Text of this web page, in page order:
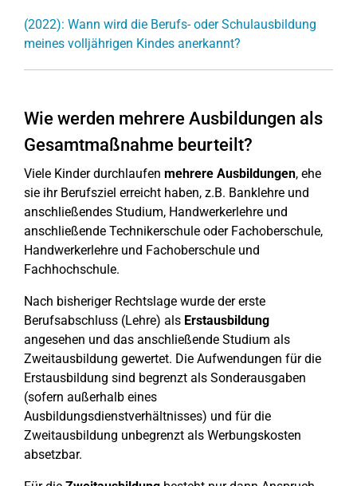
(2022): Wann wird die Berufs- oder Schulausbildung
meines volljährigen Kindes anerkannt?
Wie werden mehrere Ausbildungen als
Gesamtmaßnahme beurteilt?
Viele Kinder durchlaufen mehrere Ausbildungen, ehe
sie ihr Berufsziel erreicht haben, z.B. Banklehre und
anschließendes Studium, Handwerkerlehre und
anschließende Technikerschule oder Fachoberschule,
Handwerkerlehre und Fachoberschule und
Fachhochschule.
Nach bisheriger Rechtslage wurde der erste
Berufsabschluss (Lehre) als Erstausbildung
angesehen und das anschließende Studium als
Zweitausbildung gewertet. Die Aufwendungen für die
Erstausbildung sind begrenzt als Sonderausgaben
(sofern außerhalb eines
Ausbildungsdienstverhältnisses) und für die
Zweitausbildung unbegrenzt als Werbungskosten
absetzbar.